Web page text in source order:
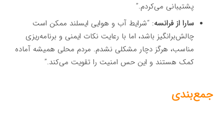
پشتیبانی می‌کردم.”
سارا از فرانسه: “شرایط آب و هوایی ایسلند ممکن است
چالش‌برانگیز باشد، اما با رعایت نکات ایمنی و برنامه‌ریزی
مناسب، هرگز دچار مشکلی نشدم. مردم محلی همیشه آماده
کمک هستند و این حس امنیت را تقویت می‌کند.”
جمع‌بندی